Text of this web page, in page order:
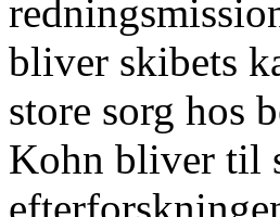
bliver skibets
store sorg hos
Kohn bliver til